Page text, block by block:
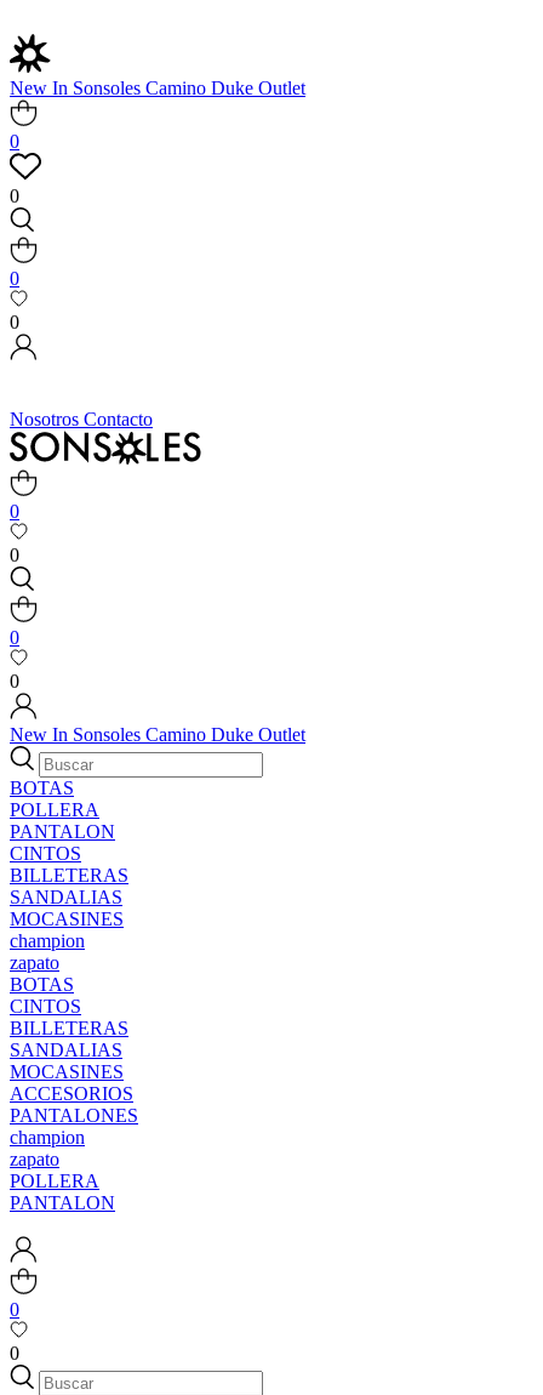
New In Sonsoles Camino Duke Outlet
0
0
0
0
Nosotros Contacto
0
0
0
0
New In Sonsoles Camino Duke Outlet
BOTAS
POLLERA
PANTALON
CINTOS
BILLETERAS
SANDALIAS
MOCASINES
champion
zapato
BOTAS
CINTOS
BILLETERAS
SANDALIAS
MOCASINES
ACCESORIOS
PANTALONES
champion
zapato
POLLERA
PANTALON
0
0